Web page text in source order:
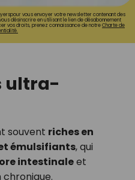
vous envoyer votre newsletter contenant des
désinscrire en utilisant le lien de désabonnement
vos droits, prenez connaissance de notreCharte de
ultra-
souvent riches en
émulsifiants, qui
intestinaleet